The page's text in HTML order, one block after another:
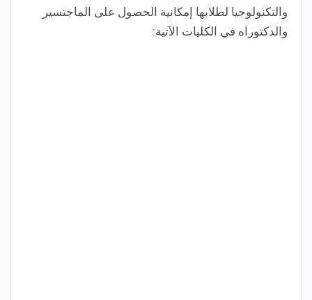
والتكنولوجيا لطلابها إمكانية الحصول على الماجتسير
والدكتوراه في الكليات الآتية: